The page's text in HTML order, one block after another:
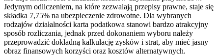
Jedynym odliczeniem, na które zezwalają przepisy prawne, staje się
składka 7,75% na ubezpieczenie zdrowotne. Dla wybranych
rodzajów działalności karta podatkowa stanowi bardzo atrakcyjny
sposób rozliczania, jednak przed dokonaniem wyboru należy
przeprowadzić dokładną kalkulację zysków i strat, aby mieć jasny
obraz finansowych korzyści oraz kosztów alternatywnych.